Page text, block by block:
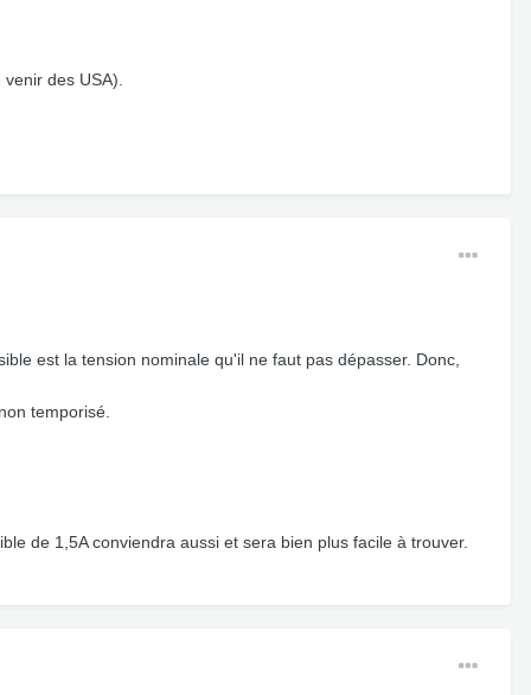
des USA).
est la tension nominale qu'il ne faut pas dépasser. Donc,
temporisé.
de 1,5A conviendra aussi et sera bien plus facile à trouver.